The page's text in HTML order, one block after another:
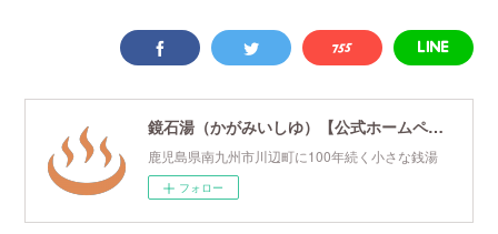
鏡石湯（かがみいしゆ）【公式ホームページ】
鹿児島県南九州市川辺町に100年続く小さな銭湯
フォロー